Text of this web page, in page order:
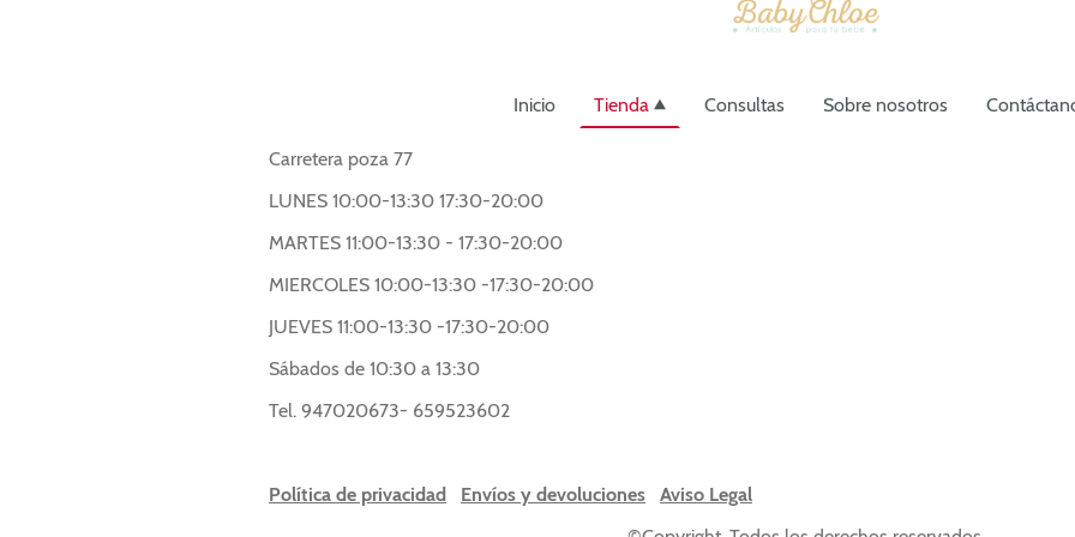
Inicio Tienda Consultas Sobre nosotros
Carretera poza 77
LUNES 10:00-13:30 17:30-20:00
MARTES 11:00-13:30 - 17:30-20:00
MIERCOLES 10:00-13:30 -17:30-20:00
JUEVES 11:00-13:30 -17:30-20:00
Sábados de 10:30 a 13:30
Tel. 947020673- 659523602
Política de privacidad Envíos y devoluciones
Aviso Legal